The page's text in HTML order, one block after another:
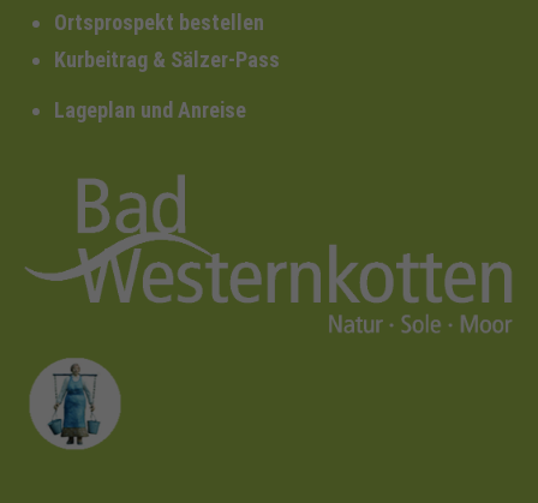
Ortsprospekt bestellen
Kurbeitrag & Sälzer-Pass
Lageplan und Anreise